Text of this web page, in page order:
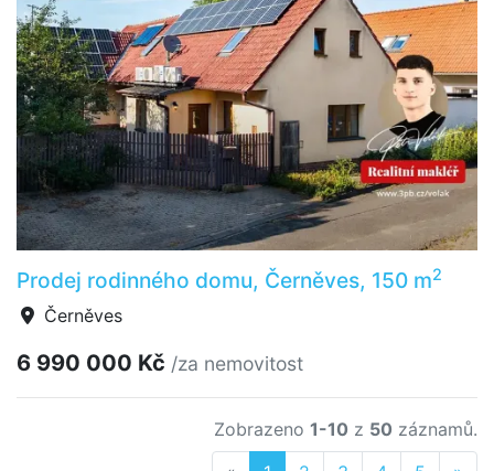
Prodej rodinného domu, Černěves, 150 m2
Černěves
6 990 000 Kč /za nemovitost
Zobrazeno 1-10 z 50 záznamů.